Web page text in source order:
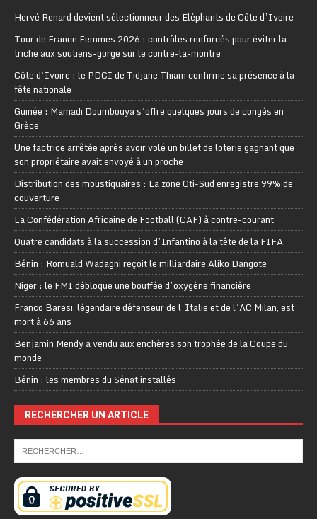
Hervé Renard devient sélectionneur des Eléphants de Côte d’Ivoire
Tour de France Femmes 2026 : contrôles renforcés pour éviter la
triche aux soutiens-gorge sur le contre-la-montre
Côte d’Ivoire : le PDCI de Tidjane Thiam confirme sa présence à la
fête nationale
Guinée : Mamadi Doumbouya s’offre quelques jours de congés en
Grèce
Une factrice arrêtée après avoir volé un billet de loterie gagnant que
son propriétaire avait envoyé à un proche
Distribution des moustiquaires : La zone Oti-Sud enregistre 99% de
couverture
La Confédération Africaine de Football (CAF) à contre-courant
Quatre candidats à la succession d’Infantino à la tête de la FIFA
Bénin : Romuald Wadagni reçoit le milliardaire Aliko Dangote
Niger : le FMI débloque une bouffée d’oxygène financière
Franco Baresi, légendaire défenseur de l’Italie et de l’AC Milan, est
mort à 66 ans
Benjamin Mendy a vendu aux enchères son trophée de la Coupe du
monde
Bénin : les membres du Sénat installés
RECHERCHER UN ARTICLE